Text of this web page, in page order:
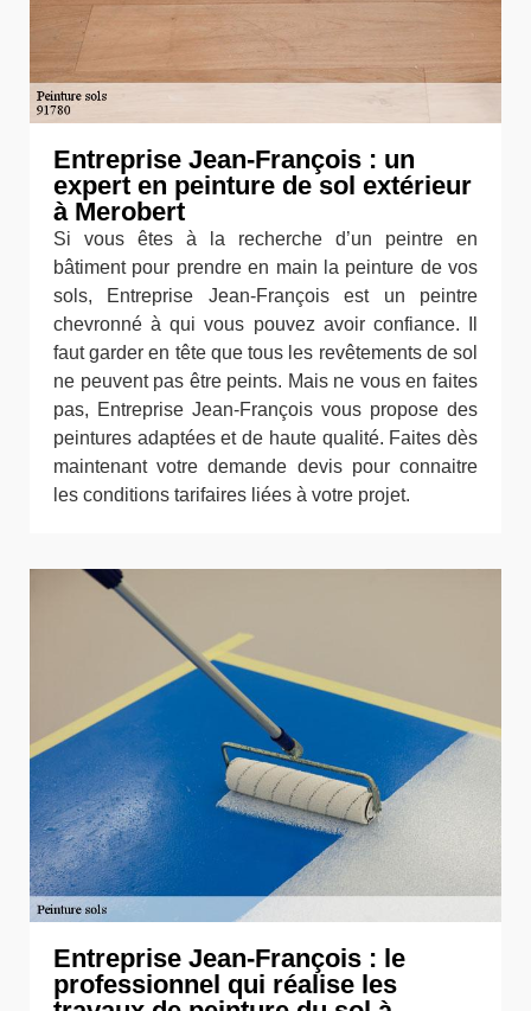
Entreprise Jean-François : un
expert en peinture de sol extérieur
à Merobert
Si vous êtes à la recherche d’un peintre en
bâtiment pour prendre en main la peinture de vos
sols, Entreprise Jean-François est un peintre
chevronné à qui vous pouvez avoir confiance. Il
faut garder en tête que tous les revêtements de sol
ne peuvent pas être peints. Mais ne vous en faites
pas, Entreprise Jean-François vous propose des
peintures adaptées et de haute qualité. Faites dès
maintenant votre demande devis pour connaitre
les conditions tarifaires liées à votre projet.
Entreprise Jean-François : le
professionnel qui réalise les